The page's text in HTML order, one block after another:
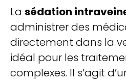
La sédation
administrer des
directement dans la
idéal pour les
complexes. Il s’agit